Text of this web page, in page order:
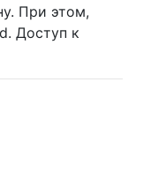
При этом,
Доступ к